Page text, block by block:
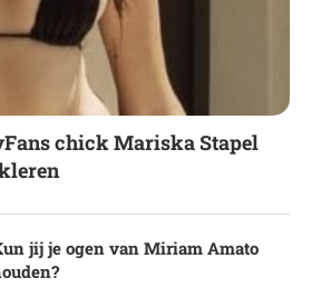
chick Mariska Stapel
jij je ogen van Miriam Amato